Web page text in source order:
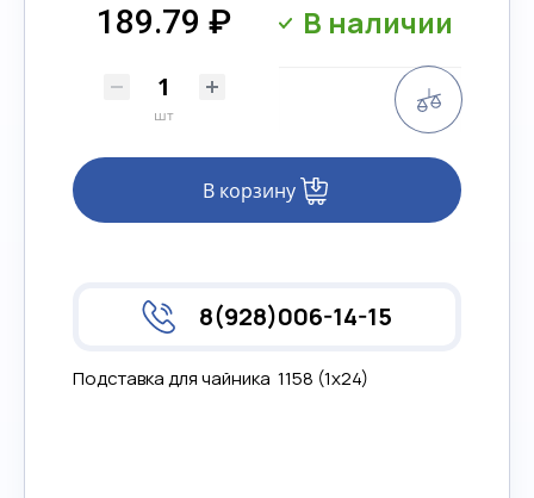
189.79 ₽
шт
В корзину
В наличии
8(928)006-14-15
Подставка для чайника 1158 (1х24)